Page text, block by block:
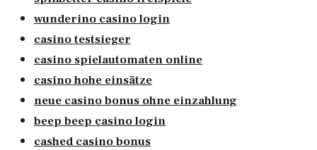
wunderino casino login
casino testsieger
casino spielautomaten online
casino hohe einsätze
neue casino bonus ohne einzahlung
beep beep casino login
cashed casino bonus